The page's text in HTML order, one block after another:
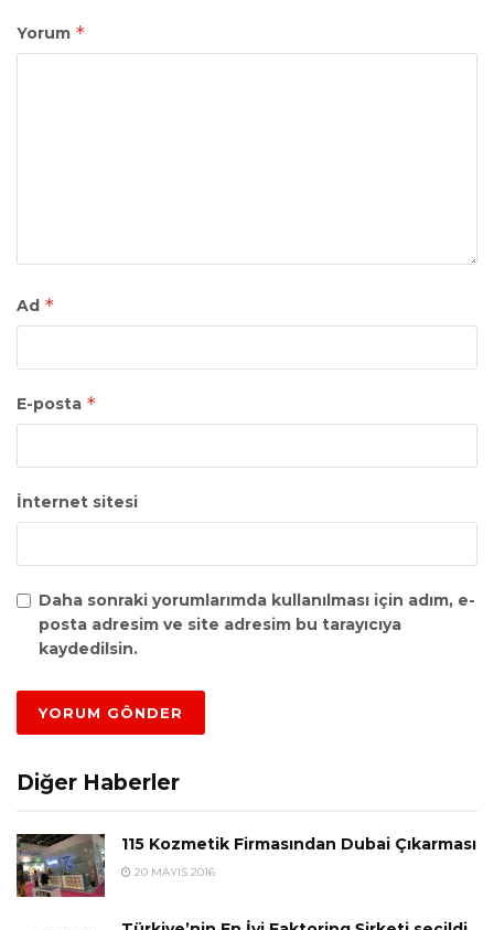
Yorum *
Ad *
E-posta *
İnternet sitesi
Daha sonraki yorumlarımda kullanılması için adım, e-
posta adresim ve site adresim bu tarayıcıya
kaydedilsin.
Diğer Haberler
115 Kozmetik Firmasından Dubai Çıkarması
20 MAYIS 2016